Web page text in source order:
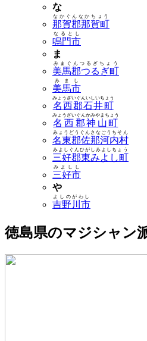
な
那賀郡那賀町
なかぐんなかちょう
鳴門市
なるとし
ま
美馬郡つるぎ町
みまぐんつるぎちょう
美馬市
みまし
名西郡石井町
みょうざいぐんいしいちょう
名西郡神山町
みょうざいぐんかみやまちょう
名東郡佐那河内村
みょうどうぐんさなごうちそん
三好郡東みよし町
みよしぐんひがしみよしちょう
三好市
みよしし
や
吉野川市
よしのがわし
徳島県のマジシャン